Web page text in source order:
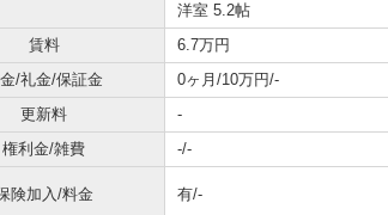
洋室 5.2帖
賃料 6.7万円
/礼金/保証金
0ヶ月/10万円/-
更新料
-
権利金/雑費
-/-
険加入/料金 有/-